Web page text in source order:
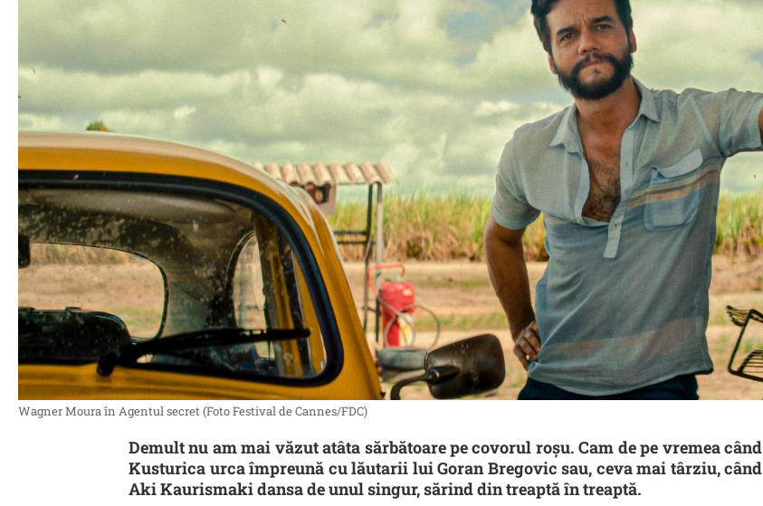
Wagner Moura în Agentul secret (Foto Festival de Cannes/FDC)
Demult nu am mai văzut atâta sărbătoare pe covorul roșu. Cam de pe vremea când
Kusturica urca împreună cu lăutarii lui Goran Bregovic sau, ceva mai târziu, când
Aki Kaurismaki dansa de unul singur, sărind din treaptă în treaptă.